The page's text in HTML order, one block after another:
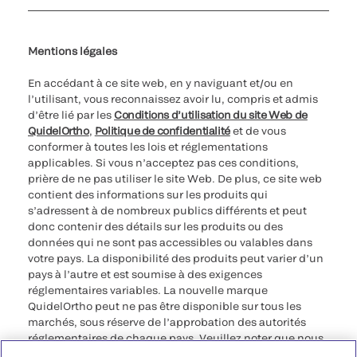
Mentions légales
En accédant à ce site web, en y naviguant et/ou en
l’utilisant, vous reconnaissez avoir lu, compris et admis
d’être lié par lesConditions d’utilisation du site Web de
QuidelOrtho, Politique de confidentialitéet de vous
conformer à toutes les lois et réglementations
applicables. Si vous n’acceptez pas ces conditions,
prière de ne pas utiliser le site Web. De plus, ce site web
contient des informations sur les produits qui
s’adressent à de nombreux publics différents et peut
donc contenir des détails sur les produits ou des
données qui ne sont pas accessibles ou valables dans
votre pays. La disponibilité des produits peut varier d’un
pays à l’autre et est soumise à des exigences
réglementaires variables. La nouvelle marque
QuidelOrtho peut ne pas être disponible sur tous les
marchés, sous réserve de l’approbation des autorités
réglementaires de chaque pays. Veuillez noter que nous